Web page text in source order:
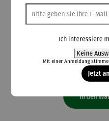
Alstertod und
Hamburg-
Preise inkl. MwSt.
In den
Ich interessiere
Mit einer Anmeldung
Jetzt